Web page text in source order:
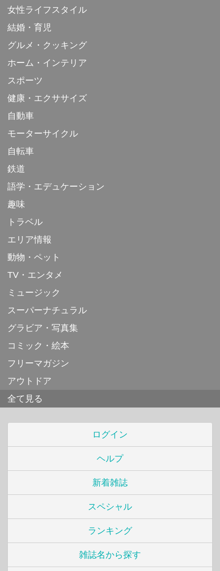
女性ライフスタイル
結婚・育児
グルメ・クッキング
ホーム・インテリア
スポーツ
健康・エクササイズ
自動車
モーターサイクル
自転車
鉄道
語学・エデュケーション
趣味
トラベル
エリア情報
動物・ペット
TV・エンタメ
ミュージック
スーパーナチュラル
グラビア・写真集
コミック・絵本
フリーマガジン
アウトドア
全て見る
ログイン
ヘルプ
新着雑誌
スペシャル
ランキング
雑誌名から探す